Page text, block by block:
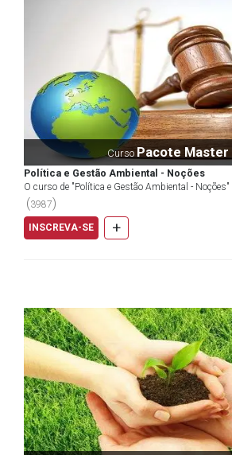
Curso Pacote Master
Política e Gestão Ambiental - Noções
O curso de "Política e Gestão Ambiental - Noções" aborda sobre a
importância da política de gestão ambiental bras...
(3987)
INSCREVA-SE +